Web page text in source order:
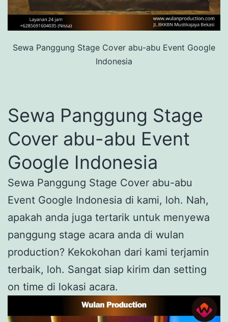
Sewa Panggung Stage Cover abu-abu Event Google
Indonesia
Sewa Panggung Stage
Cover abu-abu Event
Google Indonesia
Sewa Panggung Stage Cover abu-abu
Event Google Indonesia di kami, loh. Nah,
apakah anda juga tertarik untuk menyewa
panggung stage acara anda di wulan
production? Kekokohan dari kami terjamin
terbaik, loh. Sangat siap kirim dan setting
on time di lokasi acara.